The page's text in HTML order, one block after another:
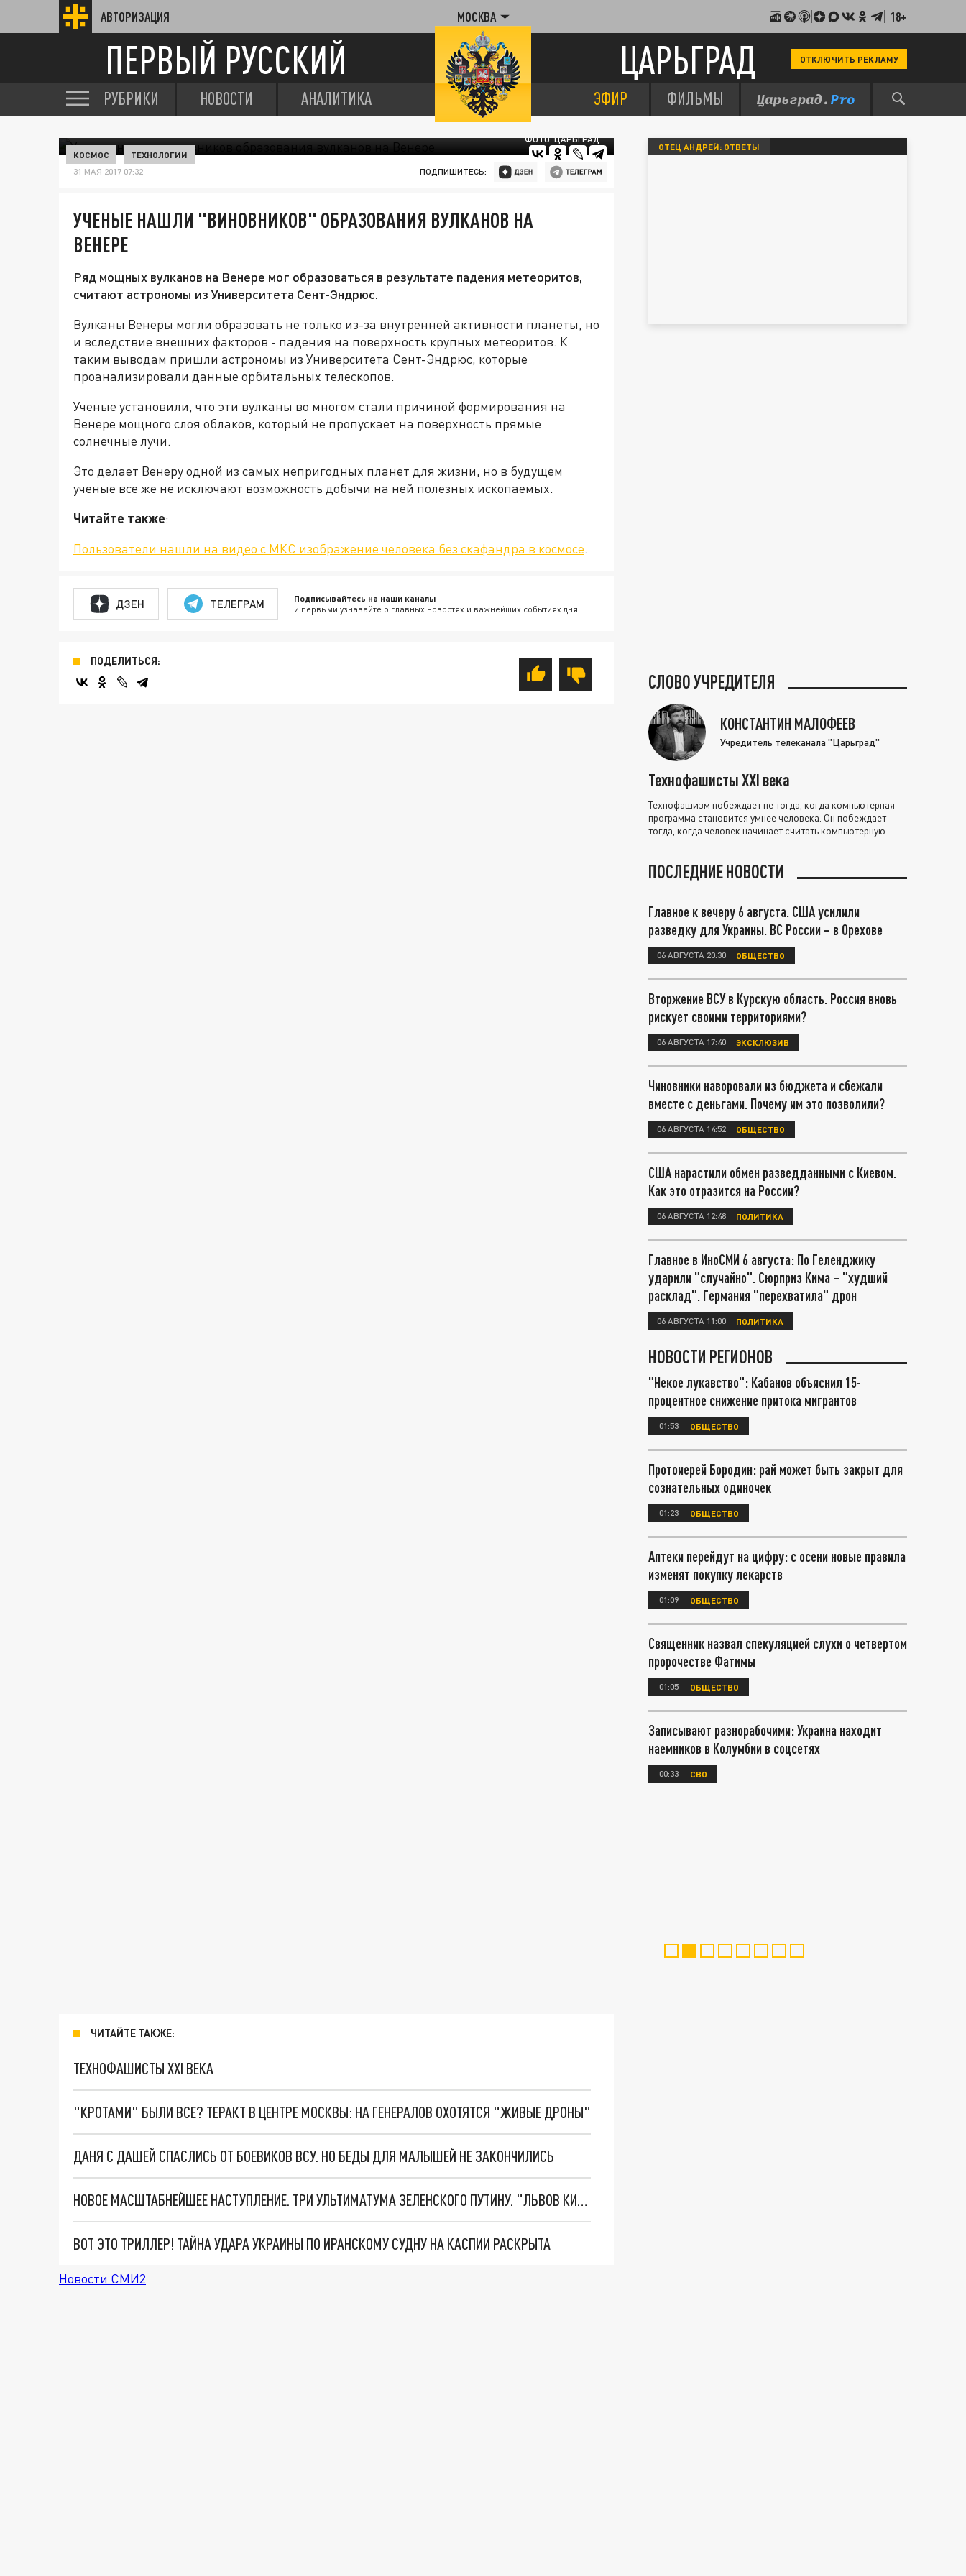
АВТОРИЗАЦИЯ МОСКВА 18+
ПЕРВЫЙ РУССКИЙ ЦАРЬГРАД ОТКЛЮЧИТЬ РЕКЛАМУ
РУБРИКИ НОВОСТИ АНАЛИТИКА ЭФИР ФИЛЬМЫ
ФОТО: ЦАРЬГРАД
КОСМОС ТЕХНОЛОГИИ
31 МАЯ 2017 07:32 ПОДПИШИТЕСЬ:
УЧЕНЫЕ НАШЛИ "ВИНОВНИКОВ" ОБРАЗОВАНИЯ ВУЛКАНОВ НА
ВЕНЕРЕ
Ряд мощных вулканов на Венере мог образоваться в результате падения метеоритов,
считают астрономы из Университета Сент-Эндрюс.
Вулканы Венеры могли образовать не только из-за внутренней активности планеты, но
и вследствие внешних факторов - падения на поверхность крупных метеоритов. К
таким выводам пришли астрономы из Университета Сент-Эндрюс, которые
проанализировали данные орбитальных телескопов.
Ученые установили, что эти вулканы во многом стали причиной формирования на
Венере мощного слоя облаков, который не пропускает на поверхность прямые
солнечные лучи.
Это делает Венеру одной из самых непригодных планет для жизни, но в будущем
ученые все же не исключают возможность добычи на ней полезных ископаемых.
Читайте также:
Пользователи нашли на видео с МКС изображение человека без скафандра в космосе.
ДЗЕН ТЕЛЕГРАМ Подписывайтесь на наши каналы
и первыми узнавайте о главных новостях и важнейших событиях дня.
ПОДЕЛИТЬСЯ:
ЧИТАЙТЕ ТАКЖЕ:
ТЕХНОФАШИСТЫ XXI ВЕКА
"КРОТАМИ" БЫЛИ ВСЕ? ТЕРАКТ В ЦЕНТРЕ МОСКВЫ: НА ГЕНЕРАЛОВ ОХОТЯТСЯ "ЖИВЫЕ ДРОНЫ"
ДАНЯ С ДАШЕЙ СПАСЛИСЬ ОТ БОЕВИКОВ ВСУ. НО БЕДЫ ДЛЯ МАЛЫШЕЙ НЕ ЗАКОНЧИЛИСЬ
НОВОЕ МАСШТАБНЕЙШЕЕ НАСТУПЛЕНИЕ. ТРИ УЛЬТИМАТУМА ЗЕЛЕНСКОГО ПУТИНУ. "ЛЬВОВ КИМА" ПОСТАВЯТ НА ПВО? ГЛОБАЛЬНЫЙ ПРОРЫВ ПОД ЗАПОРОЖЬЕМ
ВОТ ЭТО ТРИЛЛЕР! ТАЙНА УДАРА УКРАИНЫ ПО ИРАНСКОМУ СУДНУ НА КАСПИИ РАСКРЫТА
Новости СМИ2
ОТЕЦ АНДРЕЙ: ОТВЕТЫ
СЛОВО УЧРЕДИТЕЛЯ
КОНСТАНТИН МАЛОФЕЕВ
Учредитель телеканала "Царьград"
Технофашисты XXI века
Технофашизм побеждает не тогда, когда компьютерная
программа становится умнее человека. Он побеждает
тогда, когда человек начинает считать компьютерную
ПОСЛЕДНИЕ НОВОСТИ
Главное к вечеру 6 августа. США усилили
разведку для Украины. ВС России – в Орехове
06 АВГУСТА 20:30 ОБЩЕСТВО
Вторжение ВСУ в Курскую область. Россия вновь
рискует своими территориями?
06 АВГУСТА 17:40 ЭКСКЛЮЗИВ
Чиновники наворовали из бюджета и сбежали
вместе с деньгами. Почему им это позволили?
06 АВГУСТА 14:52 ОБЩЕСТВО
США нарастили обмен разведданными с Киевом.
Как это отразится на России?
06 АВГУСТА 12:48 ПОЛИТИКА
Главное в ИноСМИ 6 августа: По Геленджику
ударили "случайно". Сюрприз Кима – "худший
расклад". Германия "перехватила" дрон
06 АВГУСТА 11:00 ПОЛИТИКА
НОВОСТИ РЕГИОНОВ
"Некое лукавство": Кабанов объяснил 15-
процентное снижение притока мигрантов
01:53 ОБЩЕСТВО
Протоиерей Бородин: рай может быть закрыт для
сознательных одиночек
01:23 ОБЩЕСТВО
Аптеки перейдут на цифру: с осени новые правила
изменят покупку лекарств
01:09 ОБЩЕСТВО
Священник назвал спекуляцией слухи о четвертом
пророчестве Фатимы
01:05 ОБЩЕСТВО
Записывают разнорабочими: Украина находит
наемников в Колумбии в соцсетях
00:33 СВО